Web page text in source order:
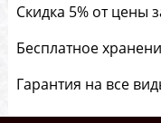
Скидка 5% от цены
Бесплатное
Гарантия на все